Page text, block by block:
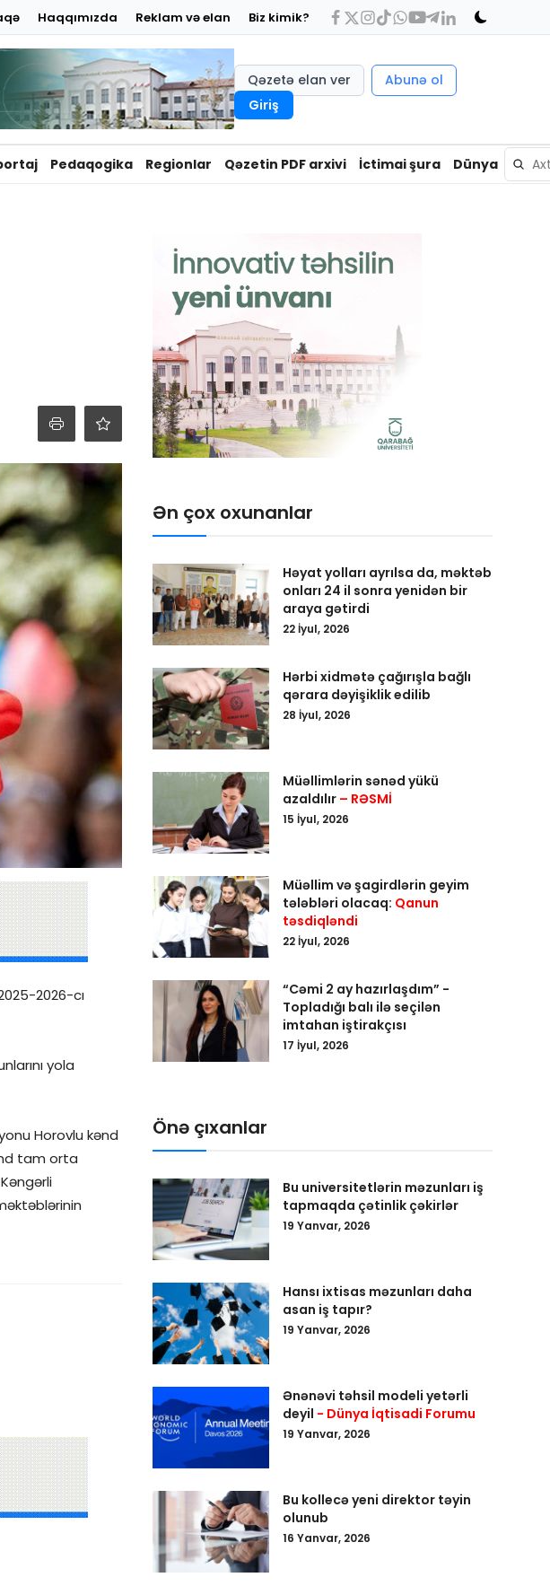
Haqqımızda Reklam və elan Biz kimik?
Qəzetə elan ver
Abunə ol
Giriş
Pedaqogika Regionlar Qəzetin PDF arxivi İctimai şura Dünya
2026-cı
yola
Horovlu kənd
tam orta
Ən çox oxunanlar
Həyat yolları ayrılsa da, məktəb
onları 24 il sonra yenidən bir
araya gətirdi
22 İyul, 2026
Hərbi xidmətə çağırışla bağlı
qərara dəyişiklik edilib
28 İyul, 2026
Müəllimlərin sənəd yükü
azaldılır – RƏSMİ
15 İyul, 2026
Müəllim və şagirdlərin geyim
tələbləri olacaq: Qanun
təsdiqləndi
22 İyul, 2026
“Cəmi 2 ay hazırlaşdım” -
Topladığı balı ilə seçilən
imtahan iştirakçısı
17 İyul, 2026
Önə çıxanlar
Bu universitetlərin məzunları iş
tapmaqda çətinlik çəkirlər
19 Yanvar, 2026
Hansı ixtisas məzunları daha
asan iş tapır?
19 Yanvar, 2026
Ənənəvi təhsil modeli yetərli
deyil - Dünya İqtisadi Forumu
19 Yanvar, 2026
Bu kollecə yeni direktor təyin
olunub
16 Yanvar, 2026